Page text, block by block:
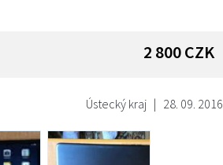
2 800CZK
Ústecký kraj | 28. 09. 2016